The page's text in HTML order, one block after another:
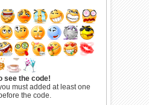
see the code!
must added at least one
the code.